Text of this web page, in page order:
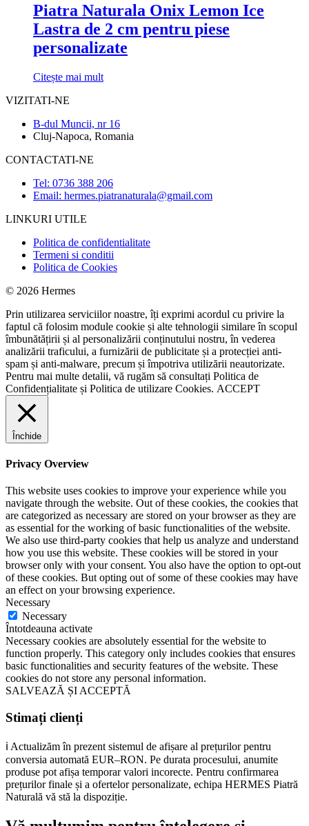
Piatra Naturala Onix Lemon Ice
Lastra de 2 cm pentru piese
personalizate
Citește mai mult
VIZITATI-NE
B-dul Muncii, nr 16
Cluj-Napoca, Romania
CONTACTATI-NE
Tel: 0736 388 206
Email: hermes.piatranaturala@gmail.com
LINKURI UTILE
Politica de confidentialitate
Termeni si conditii
Politica de Cookies
© 2026 Hermes
Prin utilizarea serviciilor noastre, îți exprimi acordul cu privire la
faptul că folosim module cookie și alte tehnologii similare în scopul
îmbunătățirii și al personalizării conținutului nostru, în vederea
analizării traficului, a furnizării de publicitate și a protecției anti-
spam și anti-malware, precum și împotriva utilizării neautorizate.
Pentru mai multe detalii, vă rugăm să consultați Politica de
Confidențialitate și Politica de utilizare Cookies. ACCEPT
Închide
Privacy Overview
This website uses cookies to improve your experience while you
navigate through the website. Out of these cookies, the cookies that
are categorized as necessary are stored on your browser as they are
as essential for the working of basic functionalities of the website.
We also use third-party cookies that help us analyze and understand
how you use this website. These cookies will be stored in your
browser only with your consent. You also have the option to opt-out
of these cookies. But opting out of some of these cookies may have
an effect on your browsing experience.
Necessary
Necessary
Întotdeauna activate
Necessary cookies are absolutely essential for the website to
function properly. This category only includes cookies that ensures
basic functionalities and security features of the website. These
cookies do not store any personal information.
SALVEAZĂ ȘI ACCEPTĂ
Stimați clienți
ℹ️ Actualizăm în prezent sistemul de afișare al prețurilor pentru
conversia automată EUR–RON. Pe durata procesului, anumite
produse pot afișa temporar valori incorecte. Pentru confirmarea
prețurilor finale și a ofertelor personalizate, echipa HERMES Piatră
Naturală vă stă la dispoziție.